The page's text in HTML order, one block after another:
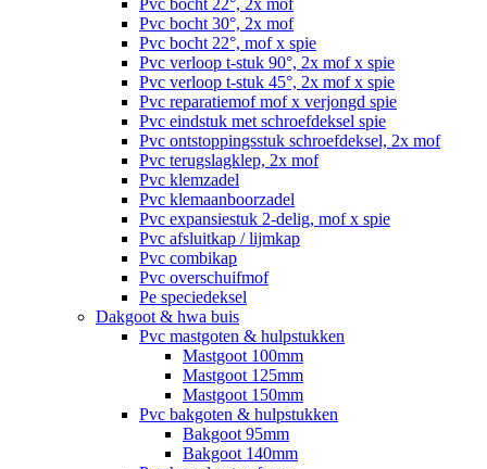
Pvc bocht 22°, 2x mof
Pvc bocht 30°, 2x mof
Pvc bocht 22°, mof x spie
Pvc verloop t-stuk 90°, 2x mof x spie
Pvc verloop t-stuk 45°, 2x mof x spie
Pvc reparatiemof mof x verjongd spie
Pvc eindstuk met schroefdeksel spie
Pvc ontstoppingsstuk schroefdeksel, 2x mof
Pvc terugslagklep, 2x mof
Pvc klemzadel
Pvc klemaanboorzadel
Pvc expansiestuk 2-delig, mof x spie
Pvc afsluitkap / lijmkap
Pvc combikap
Pvc overschuifmof
Pe speciedeksel
Dakgoot & hwa buis
Pvc mastgoten & hulpstukken
Mastgoot 100mm
Mastgoot 125mm
Mastgoot 150mm
Pvc bakgoten & hulpstukken
Bakgoot 95mm
Bakgoot 140mm